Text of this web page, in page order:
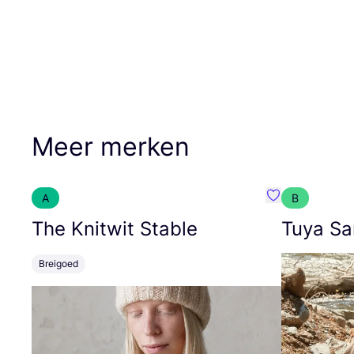
Meer merken
A
The Knitwit Stable
Breigoed
Favoriete
B
Tuya